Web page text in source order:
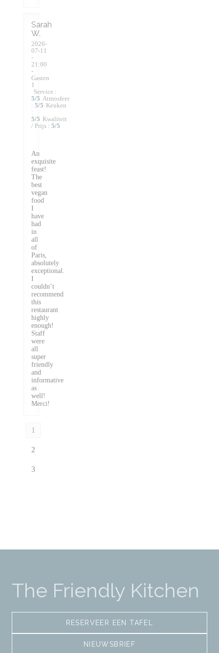
Sarah
W
2026-
07-11
-
21:00
-
Gasten
1
Service :
5/5 Atmosfeer
: 5/5 Keuken
:
5/5 Kwaliteit
/ Prijs : 5/5
An
exquisite
feast!
The
best
vegan
food
I
have
had
in
all
of
Paris,
absolutely
exceptional.
I
couldn’t
recommend
this
restaurant
highly
enough!
Staff
were
all
super
friendly
and
informative
as
well!
Merci!
1
2
3
The Friendly Kitchen
RESERVEER EEN TAFEL
NIEUWSBRIEF